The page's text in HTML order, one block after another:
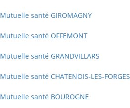
Mutuelle santé GIROMAGNY
Mutuelle santé OFFEMONT
Mutuelle santé GRANDVILLARS
Mutuelle santé CHATENOIS-LES-FORGES
Mutuelle santé BOUROGNE